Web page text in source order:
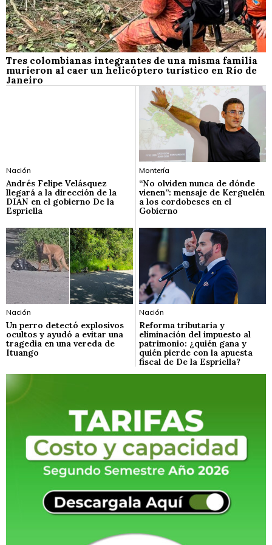
Tres colombianas integrantes de una misma familia
murieron al caer un helicóptero turístico en Río de
Janeiro
Nación
Andrés Felipe Velásquez
llegará a la dirección de la
DIAN en el gobierno De la
Espriella
Montería
“No olviden nunca de dónde
vienen”: mensaje de Kerguelén
a los cordobeses en el
Gobierno
Nación
Un perro detectó explosivos
ocultos y ayudó a evitar una
tragedia en una vereda de
Ituango
Nación
Reforma tributaria y
eliminación del impuesto al
patrimonio: ¿quién gana y
quién pierde con la apuesta
fiscal de De la Espriella?